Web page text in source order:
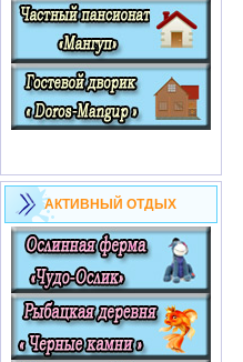
АКТИВНЫЙ ОТДЫХ